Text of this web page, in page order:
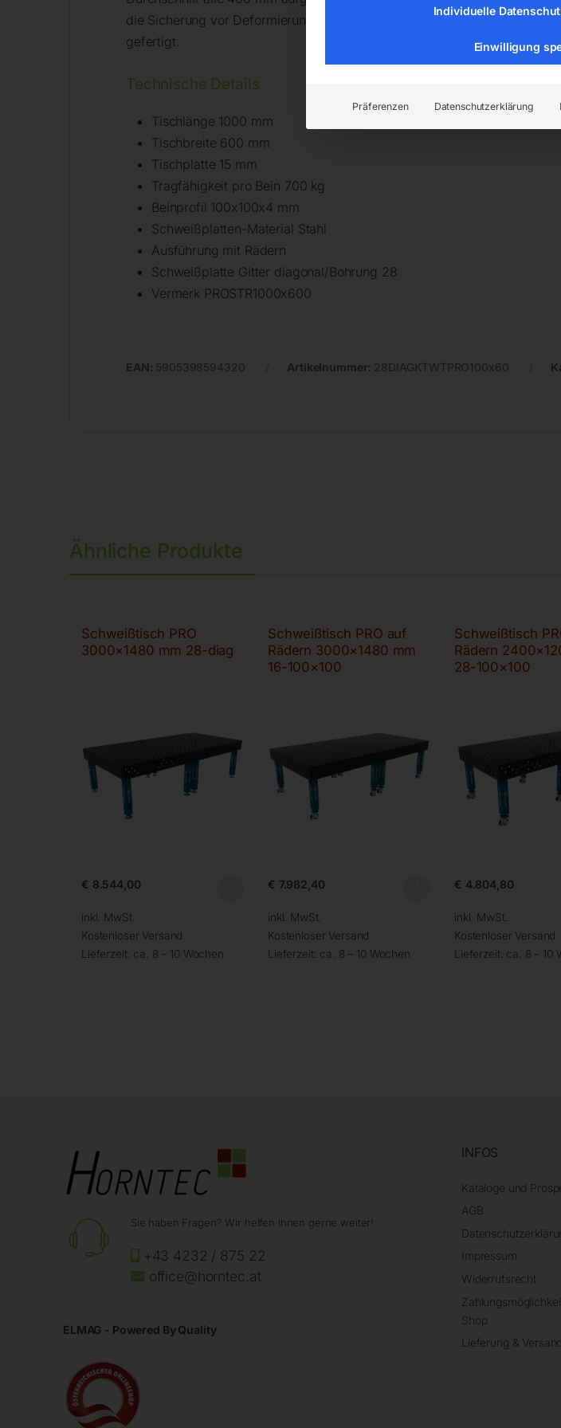
die Sicherung vor Deformierung. Die Seitenwände der Tische sind 200
gefertigt.
Technische Details
Tischlänge 1000 mm
Tischbreite 600 mm
Tischplatte 15 mm
Tragfähigkeit pro Bein 700 kg
Beinprofil 100x100x4 mm
Schweißplatten-Material Stahl
Ausführung mit Rädern
Schweißplatte Gitter diagonal/Bohrung 28
Vermerk PROSTR1000x600
EAN: 5905398594320 Artikelnummer: 28DIAGKTWTPRO100x60
Ähnliche Produkte
Schweißtisch PRO
3000×1480 mm 28-diag
€ 8.544,00
inkl. MwSt.
Kostenloser Versand
Lieferzeit: ca. 8 – 10 Wochen
Schweißtisch PRO auf
Rädern 3000×1480 mm
16-100×100
€ 7.982,40
inkl. MwSt.
Kostenloser Versand
Lieferzeit: ca. 8 – 10 Wochen
Schweißtisch
Rädern
28-100×100
€ 4.804,80
inkl. MwSt.
Kostenloser Versand
Lieferzeit: ca. 8 – 10
Sie haben Fragen? Wir helfen Ihnen gerne weiter!
+43 4232 / 875 22
office@horntec.at
ELMAG - Powered By Quality
INFOS
Kataloge und
AGB
Impressum
Widerrufsrecht
Shop
Lieferung & Versand
Individuelle
Einwilligung
Präferenzen Datenschutzerklärung